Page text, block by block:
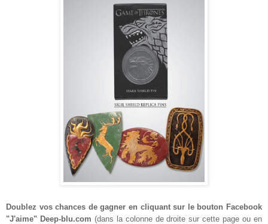
Doublez vos chances de gagner en cliquant sur le bouton Facebook
"J'aime" Deep-blu.com (dans la colonne de droite sur cette page ou en